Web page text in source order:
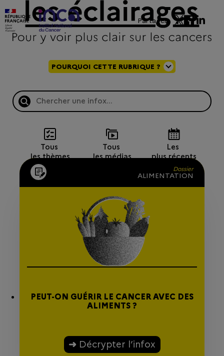
Partager
POURQUOI CETTE RUBRIQUE ?
Tous
les thèmes
Tous
les médias
Les
plus récents
Dossier
ALIMENTATION
PEUT-ON GUÉRIR LE CANCER AVEC DES
ALIMENTS ?
Décrypter l’infox